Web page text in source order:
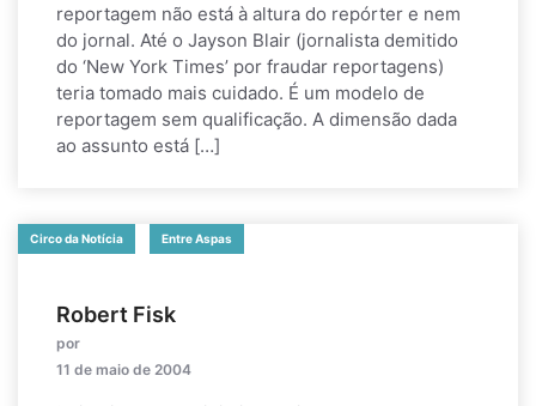
reportagem não está à altura do repórter e nem
do jornal. Até o Jayson Blair (jornalista demitido
do ‘New York Times’ por fraudar reportagens)
teria tomado mais cuidado. É um modelo de
reportagem sem qualificação. A dimensão dada
ao assunto está […]
Circo da Notícia Entre Aspas
Robert Fisk
por
11 de maio de 2004